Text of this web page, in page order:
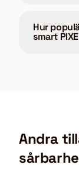
Hur
smart
Andra